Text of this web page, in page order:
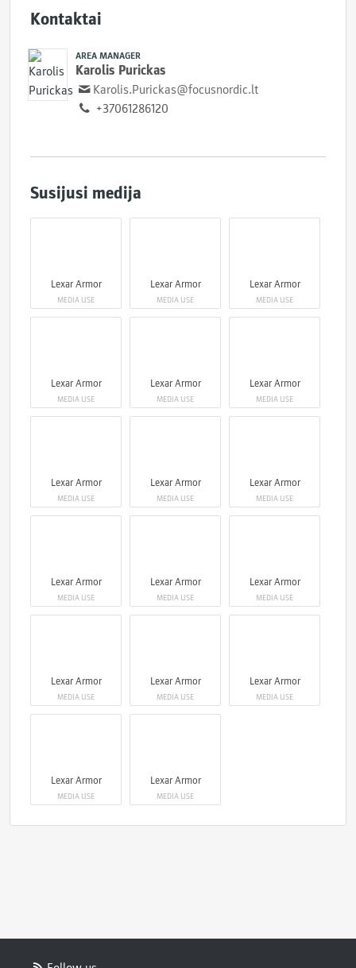
Kontaktai
AREA MANAGER
Karolis Purickas
Karolis.Purickas@focusnordic.lt
+37061286120
Susijusi medija
Lexar Armor
MEDIA USE
Lexar Armor
MEDIA USE
Lexar Armor
MEDIA USE
Lexar Armor
MEDIA USE
Lexar Armor
MEDIA USE
Lexar Armor
MEDIA USE
Lexar Armor
MEDIA USE
Lexar Armor
MEDIA USE
Lexar Armor
MEDIA USE
Lexar Armor
MEDIA USE
Lexar Armor
MEDIA USE
Lexar Armor
MEDIA USE
Lexar Armor
MEDIA USE
Lexar Armor
MEDIA USE
Lexar Armor
MEDIA USE
Lexar Armor
MEDIA USE
Lexar Armor
MEDIA USE